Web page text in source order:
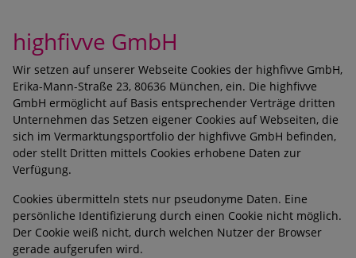
highfivve GmbH
Wir setzen auf unserer Webseite Cookies der highfivve GmbH,
Erika-Mann-Straße 23, 80636 München, ein. Die highfivve
GmbH ermöglicht auf Basis entsprechender Verträge dritten
Unternehmen das Setzen eigener Cookies auf Webseiten, die
sich im Vermarktungsportfolio der highfivve GmbH befinden,
oder stellt Dritten mittels Cookies erhobene Daten zur
Verfügung.
Cookies übermitteln stets nur pseudonyme Daten. Eine
persönliche Identifizierung durch einen Cookie nicht möglich.
Der Cookie weiß nicht, durch welchen Nutzer der Browser
gerade aufgerufen wird.